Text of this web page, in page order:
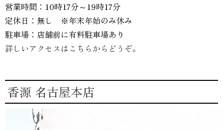
営業時間：10時17分～19時17分
定休日：無し ※年末年始のみ休み
駐車場：店舗前に有料駐車場あり
詳しいアクセスはこちらからどうぞ。
香源 名古屋本店